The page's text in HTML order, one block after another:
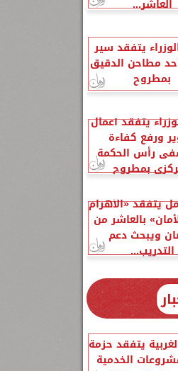
العاشر...
يتفقد سير
مطاحن الدقيق
بمطروح
يتفقد أعمال
ورفع كفاءة
رأس الحكمة
بمطروح
يتفقد «الأهرام
بالعاشر من
ويبحث دعم
التدريب...
يتفقد حزمة
الخدمية